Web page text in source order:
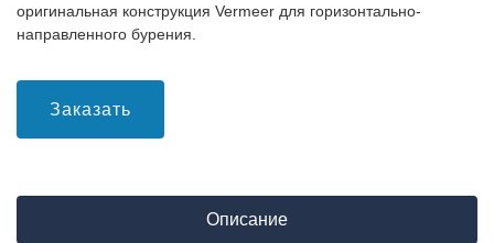
оригинальная конструкция Vermeer для горизонтально-
направленного бурения.
Заказать
Описание